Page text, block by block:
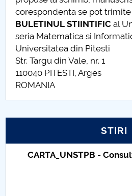
2024
Parteneri CUP
Centrul de Consiliere și
Chestionar angajabilitate
Buletin Științific Nr.14/2008
corespondenta se pot trimite
BULETINUL STIINTIFICal
seria Matematica si
Universitatea din Pitesti
Str. Targu din Vale, nr. 1
110040 PITESTI, Arges
ROMANIA
STIRI
Taxe de școlarizare